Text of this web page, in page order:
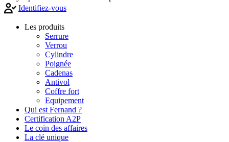
Identifiez-vous
Les produits
Serrure
Verrou
Cylindre
Poignée
Cadenas
Antivol
Coffre fort
Equipement
Qui est Fernand ?
Certification A2P
Le coin des affaires
La clé unique